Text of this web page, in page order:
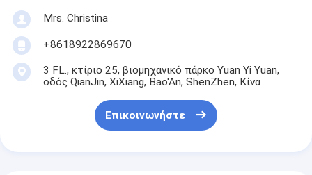
Mrs. Christina
+8618922869670
3 FL., κτίριο 25, βιομηχανικό πάρκο Yuan Yi Yuan,
οδός QianJin, XiXiang, Bao'An, ShenZhen, Κίνα
Επικοινωνήστε